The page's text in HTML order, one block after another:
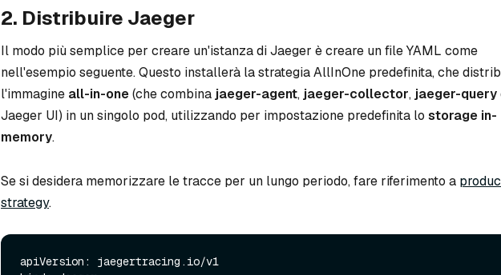
2. Distribuire Jaeger
Il modo più semplice per creare un'istanza di Jaeger è creare un file YAML come
nell'esempio seguente. Questo installerà la strategia AllInOne predefinita, che
l'immagine all-in-one(che combina jaeger-agent, jaeger-collector, jaeger-query
Jaeger UI) in un singolo pod, utilizzando per impostazione predefinita lo storage in-
memory.
Se si desidera memorizzare le tracce per un lungo periodo, fare riferimento a
strategy.
apiVersion: jaegertracing.io/v1